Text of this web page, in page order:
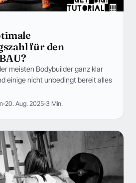
für den
meisten Bodybuilder ganz klar
einige nicht unbedingt bereit alles
20. Aug. 2025 3 Min.